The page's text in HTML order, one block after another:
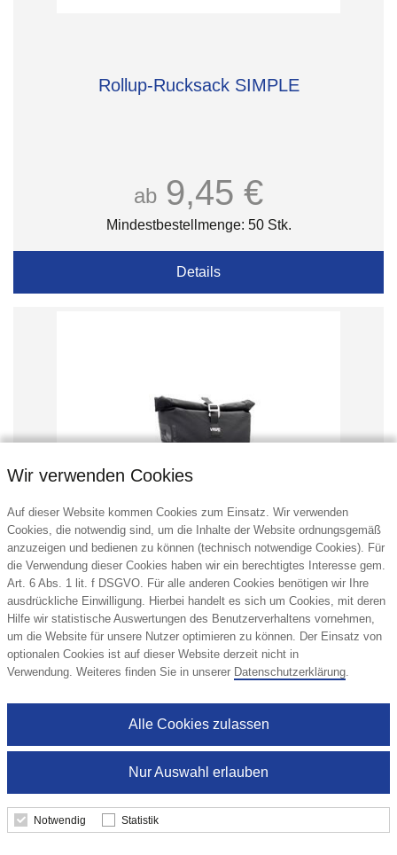
Rollup-Rucksack SIMPLE
ab 9,45 €
Mindestbestellmenge: 50 Stk.
Details
VASAD Kühle Einsatztasche
ab 10,35 €
Mindestbestellmenge: 50 Stk.
Wir verwenden Cookies
Auf dieser Website kommen Cookies zum Einsatz. Wir verwenden
Cookies, die notwendig sind, um die Inhalte der Website ordnungsgemäß
anzuzeigen und bedienen zu können (technisch notwendige Cookies). Für
die Verwendung dieser Cookies haben wir ein berechtigtes Interesse gem.
Art. 6 Abs. 1 lit. f DSGVO. Für alle anderen Cookies benötigen wir Ihre
ausdrückliche Einwilligung. Hierbei handelt es sich um Cookies, mit deren
Hilfe wir statistische Auswertungen des Benutzerverhaltens vornehmen,
um die Website für unsere Nutzer optimieren zu können. Der Einsatz von
optionalen Cookies ist auf dieser Website derzeit nicht in
Verwendung. Weiteres finden Sie in unserer Datenschutzerklärung.
Nur Auswahl erlauben
Alle Cookies zulassen
Notwendig Statistik